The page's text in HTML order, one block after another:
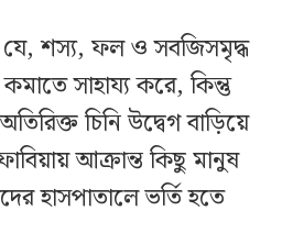
যে, শস্য, ফল ও সবজিসমৃদ্ধ
সাহায্য করে, কিন্তু
চিনি উদ্বেগ বাড়িয়ে
আক্রান্ত কিছু মানুষ
হাসপাতালে ভর্তি হতে